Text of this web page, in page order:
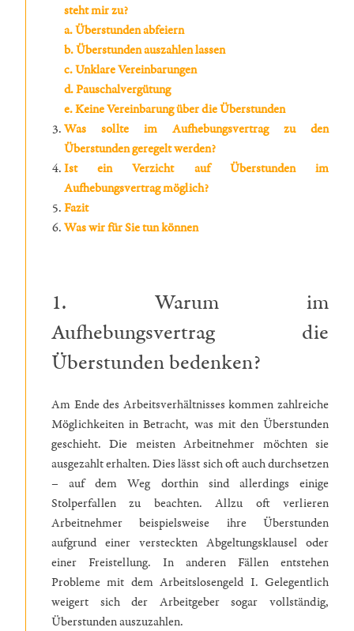
steht mir zu?
a. Überstunden abfeiern
b. Überstunden auszahlen lassen
c. Unklare Vereinbarungen
d. Pauschalvergütung
e. Keine Vereinbarung über die Überstunden
Was sollte im Aufhebungsvertrag zu den
Überstunden geregelt werden?
Ist ein Verzicht auf Überstunden im
Aufhebungsvertrag möglich?
Fazit
Was wir für Sie tun können
1. Warum im
Aufhebungsvertrag die
Überstunden bedenken?
Am Ende des Arbeitsverhältnisses kommen zahlreiche
Möglichkeiten in Betracht, was mit den Überstunden
geschieht. Die meisten Arbeitnehmer möchten sie
ausgezahlt erhalten. Dies lässt sich oft auch durchsetzen
– auf dem Weg dorthin sind allerdings einige
Stolperfallen zu beachten. Allzu oft verlieren
Arbeitnehmer beispielsweise ihre Überstunden
aufgrund einer versteckten Abgeltungsklausel oder
einer Freistellung. In anderen Fällen entstehen
Probleme mit dem Arbeitslosengeld I. Gelegentlich
weigert sich der Arbeitgeber sogar vollständig,
Überstunden auszuzahlen.